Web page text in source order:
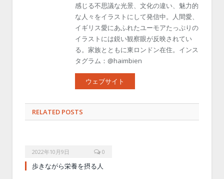
感じる不思議な光景、文化の違い、魅力的
な人々をイラストにして発信中。人間愛、
イギリス愛にあふれたユーモアたっぷりの
イラストには鋭い観察眼が反映されてい
る。家族とともに東ロンドン在住。インス
タグラム：@haimbien
ウェブサイト
RELATED POSTS
2022年10月9日 0
歩きながら栄養を摂る人